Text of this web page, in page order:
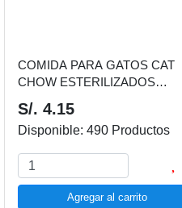
COMIDA PARA GATOS CAT
CHOW ESTERILIZADOS
S/. 4.15
Disponible: 490 Productos
Agregar al carrito